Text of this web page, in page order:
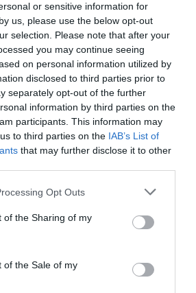
or sensitive information for
us, please use the below opt-out
selection. Please note that after your
you may continue seeing
on personal information utilized by
disclosed to third parties prior to
separately opt-out of the further
information by third parties on the
participants. This information may
to third parties on the IAB’s List of
that may further disclose it to other
Opt Outs
of the Sharing of my
of the Sale of my